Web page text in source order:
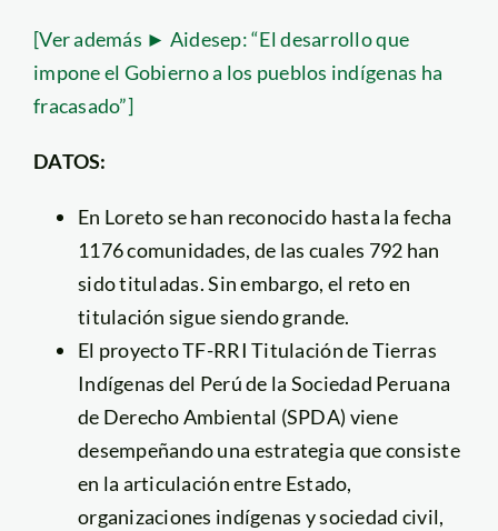
[Ver además ► Aidesep: “El desarrollo que
impone el Gobierno a los pueblos indígenas ha
fracasado”]
DATOS:
En Loreto se han reconocido hasta la fecha
1176 comunidades, de las cuales 792 han
sido tituladas. Sin embargo, el reto en
titulación sigue siendo grande.
El proyecto TF-RRI Titulación de Tierras
Indígenas del Perú de la Sociedad Peruana
de Derecho Ambiental (SPDA) viene
desempeñando una estrategia que consiste
en la articulación entre Estado,
organizaciones indígenas y sociedad civil,